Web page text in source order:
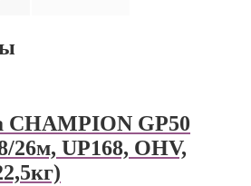
GP50
26м, UP168, OHV,